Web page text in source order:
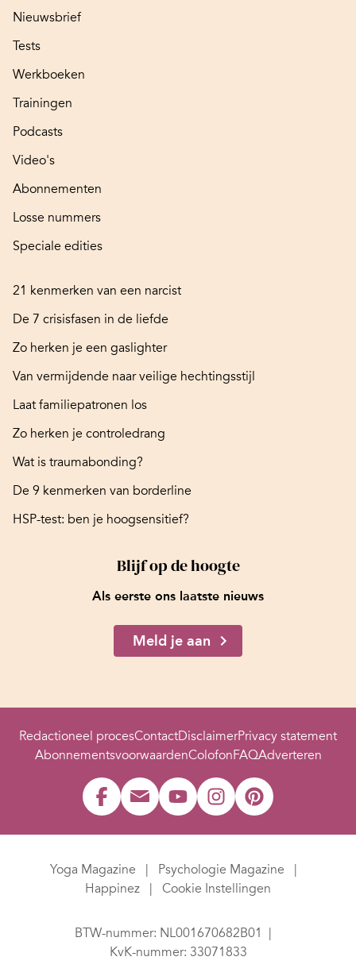
Nieuwsbrief
Tests
Werkboeken
Trainingen
Podcasts
Video's
Abonnementen
Losse nummers
Speciale edities
21 kenmerken van een narcist
De 7 crisisfasen in de liefde
Zo herken je een gaslighter
Van vermijdende naar veilige hechtingsstijl
Laat familiepatronen los
Zo herken je controledrang
Wat is traumabonding?
De 9 kenmerken van borderline
HSP-test: ben je hoogsensitief?
Blijf op de hoogte
Als eerste ons laatste nieuws
Meld je aan
Redactioneel procesContactDisclaimerPrivacy statement
AbonnementsvoorwaardenColofonFAQAdverteren
Yoga Magazine
Psychologie Magazine
Happinez
Cookie Instellingen
BTW-nummer: NL001670682B01
KvK-nummer: 33071833